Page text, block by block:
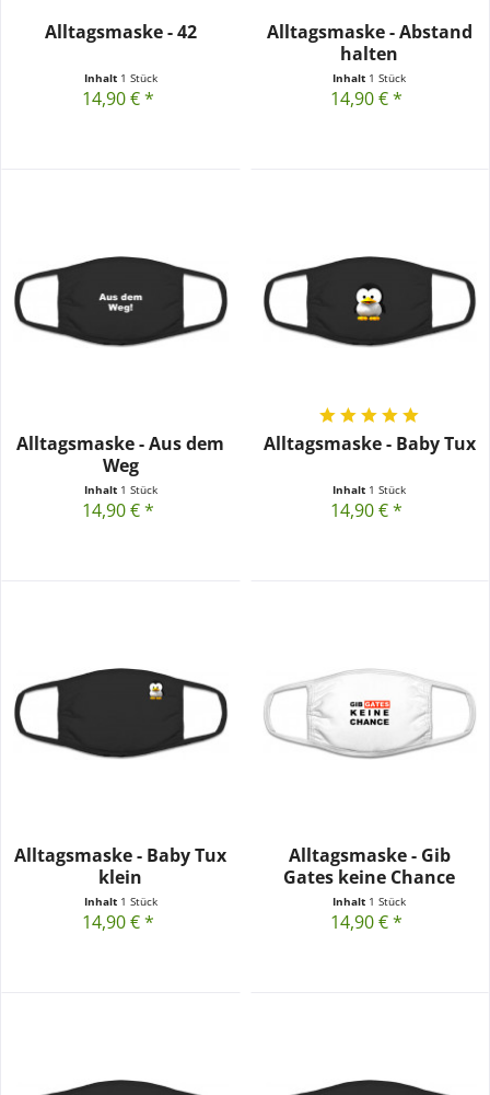
Alltagsmaske - 42
Inhalt 1 Stück
14,90 € *
Alltagsmaske - Abstand
halten
Inhalt 1 Stück
14,90 € *
Alltagsmaske - Aus dem
Weg
Inhalt 1 Stück
14,90 € *
Alltagsmaske - Baby Tux
Inhalt 1 Stück
14,90 € *
Alltagsmaske - Baby Tux
klein
Inhalt 1 Stück
14,90 € *
Alltagsmaske - Gib
Gates keine Chance
Inhalt 1 Stück
14,90 € *